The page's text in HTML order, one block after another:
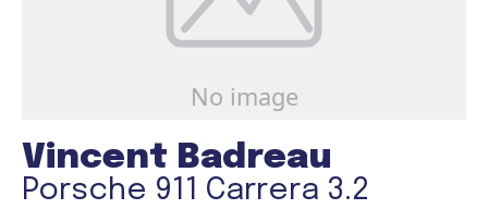
Vincent Badreau
Porsche 911 Carrera 3.2